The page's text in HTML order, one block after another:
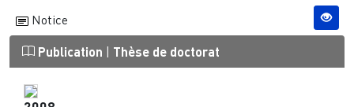
Notice
Publication | Thèse de doctorat